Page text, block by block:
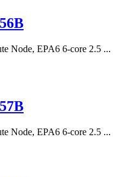
Node, EPA6 6-core 2.5 ...
Node, EPA6 6-core 2.5 ...